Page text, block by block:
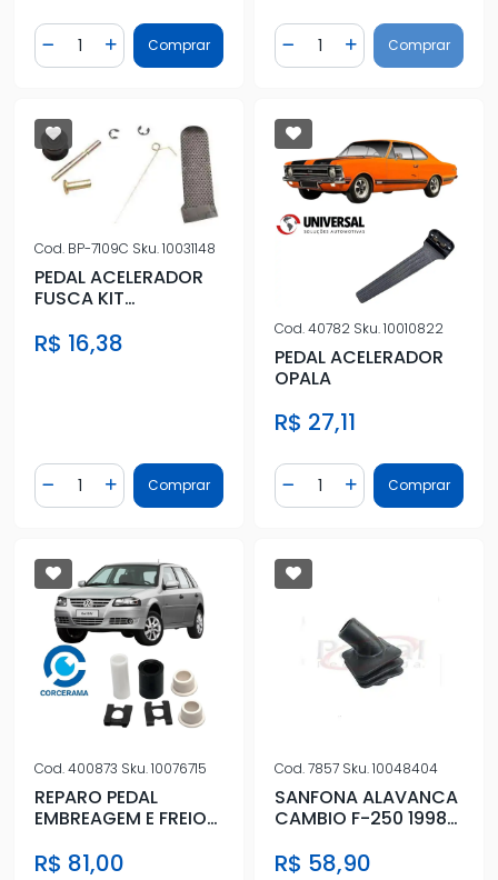
Diminuir Quantidade
Quantidade
Adicionar Quantidade
Comprar Diminuir Quantidade
Quantidade
AdicionarComprar
Cod. BP-7109C Sku.10031148
PEDAL ACELERADOR
FUSCA KIT
PLASTICO
C/SUPORTE)
R$ 16,38
Diminuir Quantidade
Quantidade
Adicionar Quantidade
Comprar
Cod.40782 Sku.10010822
PEDAL ACELERADOR
OPALA
R$ 27,11
Diminuir Quantidade
Quantidade
AdicionarComprar
Cod.400873 Sku.10076715
REPARO PEDAL
EMBREAGEM E FREIO
COMPLETO
R$ 81,00
Cod.7857 Sku.10048404
SANFONA ALAVANCA
CAMBIO F-250 1998
R$ 58,90